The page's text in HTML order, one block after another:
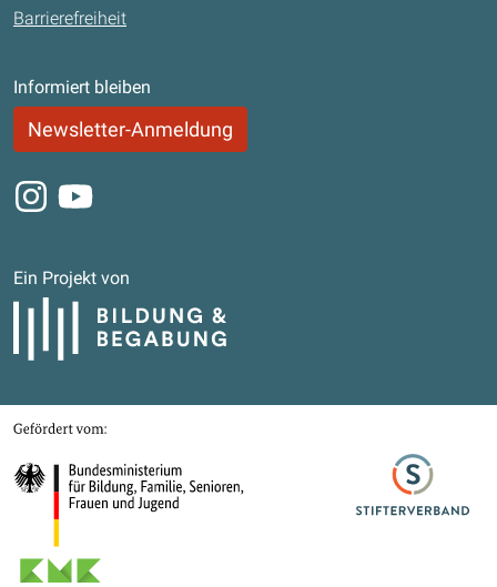
Barrierefreiheit
Informiert bleiben
Newsletter-Anmeldung
Instagram
Youtube
Ein Projekt von
Bildung und Begabung
Gefördert von
Bundesministerium für Bildung, Familie, Senioren, Frauen und Jugend
Stifterverband
Kultusministerkonferenz